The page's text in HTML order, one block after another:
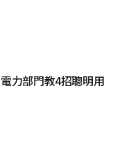
力部門教4招聰明用